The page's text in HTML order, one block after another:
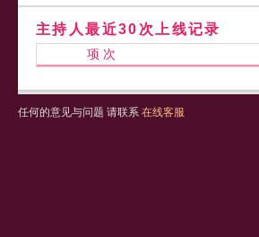
主持人最近30次上线记录
项 次
任何的意见与问题 请联系 在线客服